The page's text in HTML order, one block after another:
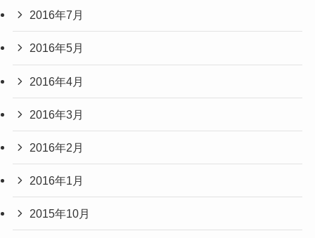
2016年7月
2016年5月
2016年4月
2016年3月
2016年2月
2016年1月
2015年10月